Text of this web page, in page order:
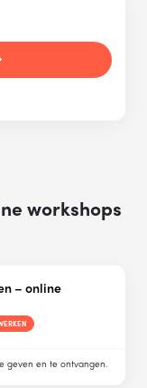
workshops
– online
geven en te ontvangen.